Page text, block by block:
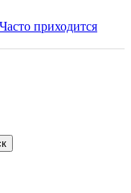
приходится